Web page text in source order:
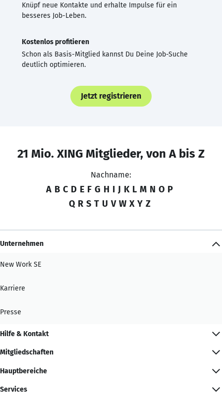
Knüpf neue Kontakte und erhalte Impulse für ein
besseres Job-Leben.
Kostenlos profitieren
Schon als Basis-Mitglied kannst Du Deine Job-Suche
deutlich optimieren.
Jetzt registrieren
21 Mio. XING Mitglieder, von A bis Z
Nachname:
A B C D E F G H I J K L M N O P
Q R S T U V W X Y Z
Unternehmen
New Work SE
Karriere
Presse
Hilfe & Kontakt
Mitgliedschaften
Hauptbereiche
Services